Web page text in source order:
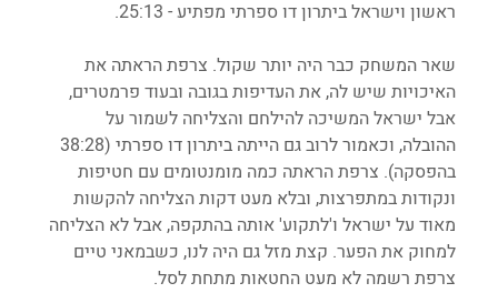
ראשון וישראל ביתרון דו ספרתי מפתיע - 25:13.
שאר המשחק כבר היה יותר שקול. צרפת הראתה את
האיכויות שיש לה, את העדיפות בגובה ובעוד פרמטרים,
אבל ישראל המשיכה להילחם והצליחה לשמור על
בהפסקה). צרפת הראתה כמה מומנטומים עם חטיפות
ונקודות במתפרצות, ובלא מעט דקות הצליחה להקשות
מאוד על ישראל ו'לתקוע' אותה בהתקפה, אבל לא הצליחה
למחוק את הפער. קצת מזל גם היה לנו, כשבמאני טיים
צרפת רשמה לא מעט החטאות מתחת לסל.